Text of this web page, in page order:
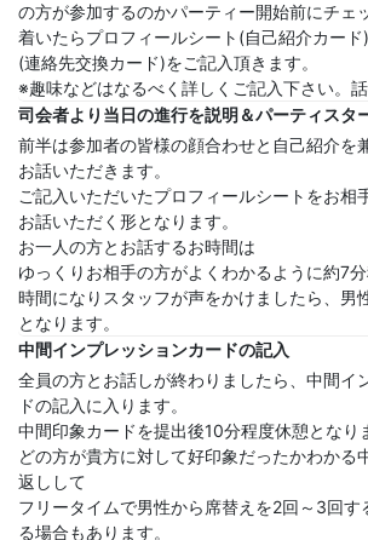
の方が参加するのかパーティー開始前にチェ
着いたらプロフィールシート(自己紹介カー
(連絡先交換カード)をご記入頂きます。
※趣味などはなるべく詳しくご記入下さい。話
司会者より当日の進行を説明＆パーティスタ
前半は参加者の皆様の顔合わせと自己紹介を
お話いただきます。
ご記入いただいたプロフィールシートをお相
お話いただく形となります。
お一人の方とお話するお時間は
ゆっくりお相手の方がよくわかるように約7分
時間になりスタッフが声をかけましたら、男
となります。
中間インプレッションカードの記入
全員の方とお話しが終わりましたら、中間イ
ドの記入に入ります。
中間印象カードを提出後10分程度休憩となり
どの方が貴方に対して好印象だったかわかる
返しして
フリータイムで男性から席替えを2回～3回す
る場合もあります。